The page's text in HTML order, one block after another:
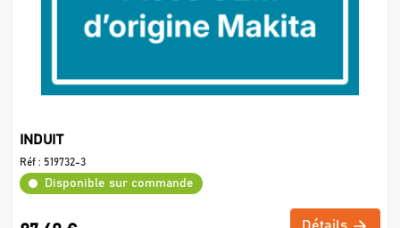
INDUIT
Réf : 519732-3
Disponible sur commande